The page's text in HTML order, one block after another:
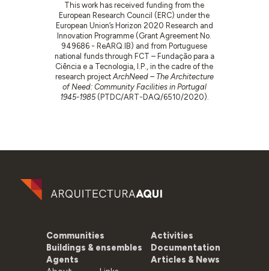
This work has received funding from the
European Research Council (ERC) under the
European Union’s Horizon 2020 Research and
Innovation Programme (Grant Agreement No.
949686 - ReARQ.IB) and from Portuguese
national funds through FCT – Fundação para a
Ciência e a Tecnologia, I.P., in the cadre of the
research projectArchNeed – The Architecture
of Need: Community Facilities in Portugal
1945-1985(PTDC/ART-DAQ/6510/2020).
Communities
Buildings & ensembles
Agents
Activities
Documentation
Articles & News